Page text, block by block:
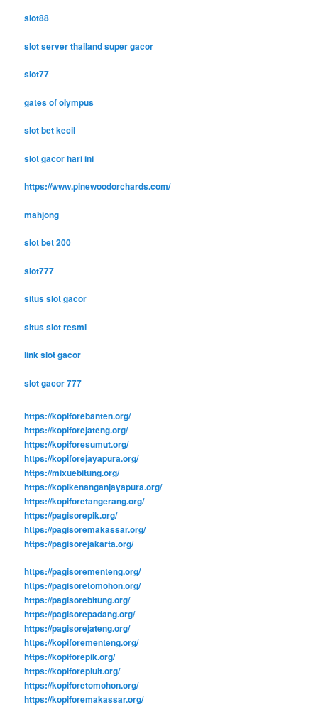
slot88
slot server thailand super gacor
slot77
gates of olympus
slot bet kecil
slot gacor hari ini
https://www.pinewoodorchards.com/
mahjong
slot bet 200
slot777
situs slot gacor
situs slot resmi
link slot gacor
slot gacor 777
https://kopiforebanten.org/
https://kopiforejateng.org/
https://kopiforesumut.org/
https://kopiforejayapura.org/
https://mixuebitung.org/
https://kopikenanganjayapura.org/
https://kopiforetangerang.org/
https://pagisorepik.org/
https://pagisoremakassar.org/
https://pagisorejakarta.org/
https://pagisorementeng.org/
https://pagisoretomohon.org/
https://pagisorebitung.org/
https://pagisorepadang.org/
https://pagisorejateng.org/
https://kopiforementeng.org/
https://kopiforepik.org/
https://kopiforepluit.org/
https://kopiforetomohon.org/
https://kopiforemakassar.org/